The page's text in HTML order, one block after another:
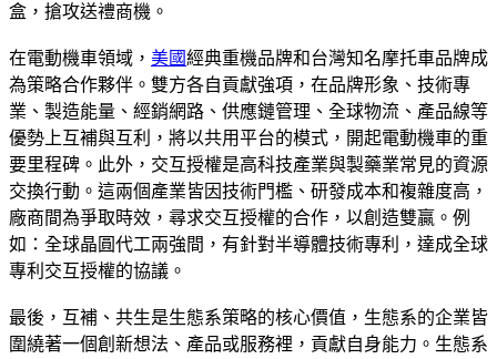
盒，搶攻送禮商機。
在電動機車領域， 美國經典重機品牌和台灣知名摩托車品牌成
為策略合作夥伴。雙方各自貢獻強項，在品牌形象、技術專
業、製造能量、經銷網路、供應鏈管理、全球物流、產品線等
優勢上互補與互利，將以共用平台的模式，開起電動機車的重
要里程碑。此外，交互授權是高科技產業與製藥業常見的資源
交換行動。這兩個產業皆因技術門檻、研發成本和複雜度高，
廠商間為爭取時效，尋求交互授權的合作，以創造雙贏。例
如：全球晶圓代工兩強間，有針對半導體技術專利，達成全球
專利交互授權的協議。
最後，互補、共生是生態系策略的核心價值，生態系的企業皆
圍繞著一個創新想法、產品或服務裡，貢獻自身能力。生態系